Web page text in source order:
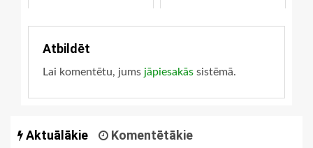
Atbildēt
Lai komentētu, jums jāpiesakās sistēmā.
Aktuālākie Komentētākie